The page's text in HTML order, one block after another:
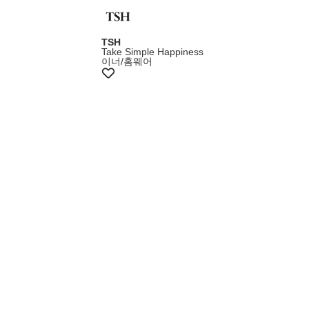
TSH
Take Simple Happiness
이너/홈웨어